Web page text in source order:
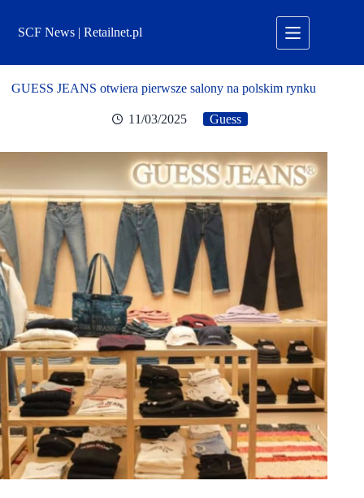
treściSCF News | Retailnet.pl
GUESS JEANS otwiera pierwsze salony na polskim rynku
11/03/2025 Guess